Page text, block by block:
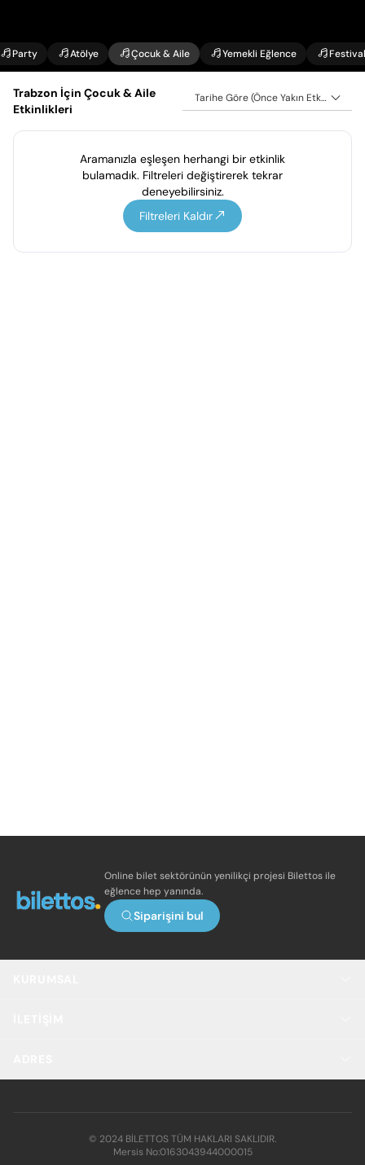
Party Atölye Çocuk & Aile Yemekli Eğlence Festival
Trabzon İçin Çocuk & Aile
Etkinlikleri
Tarihe Göre (Önce Yakın Etkinlikler)
Aramanızla eşleşen herhangi bir etkinlik
bulamadık. Filtreleri değiştirerek tekrar
deneyebilirsiniz.
Filtreleri Kaldır
Online bilet sektörünün yenilikçi projesi Bilettos ile
eğlence hep yanında.
Siparişini bul
© 2024 BİLETTOS TÜM HAKLARI SAKLIDIR.
Mersis No:0163043944000015